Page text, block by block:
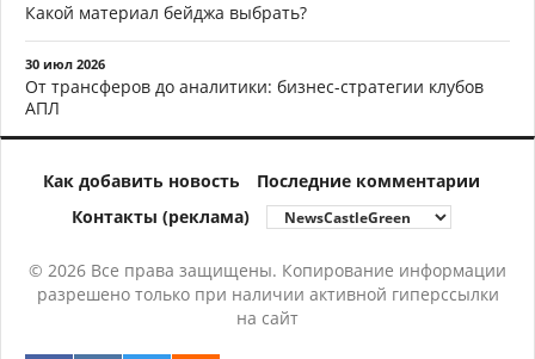
Какой материал бейджа выбрать?
30 июл 2026
От трансферов до аналитики: бизнес-стратегии клубов
АПЛ
Как добавить новость
Последние комментарии
Контакты (реклама)
© 2026 Все права защищены. Копирование информации
разрешено только при наличии активной гиперссылки
на сайт